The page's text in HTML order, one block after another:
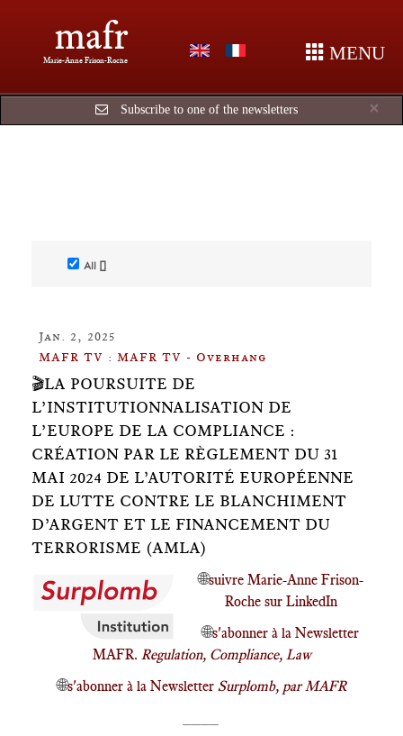
mafr
Marie-Anne Frison-Roche MENU
×
Subscribe to one of the newsletters
All []
Jan. 2, 2025
MAFR TV : MAFR TV - Overhang
🎬LA POURSUITE DE
L’INSTITUTIONNALISATION DE
L’EUROPE DE LA COMPLIANCE :
CRÉATION PAR LE RÈGLEMENT DU 31
MAI 2024 DE L’AUTORITÉ EUROPÉENNE
DE LUTTE CONTRE LE BLANCHIMENT
D’ARGENT ET LE FINANCEMENT DU
TERRORISME (AMLA)
🌐suivre Marie-Anne Frison-
Roche sur LinkedIn
🌐s'abonner à la Newsletter
MAFR. Regulation, Compliance, Law
🌐s'abonner à la NewsletterSurplomb, par MAFR